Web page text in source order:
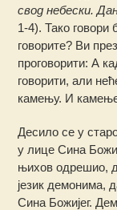
свод небески.
1-4). Тако говори
говорите? Ви
проговорити: А
говорити, али
камењу. И
Десило се у
у лице Сина
њихов одрешио,
језик демонима,
Сина Божијег.